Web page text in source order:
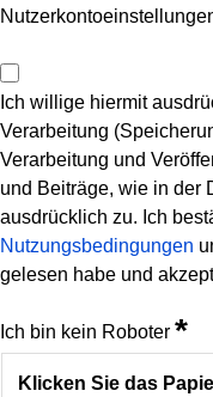
Ich willige hiermit
Verarbeitung
Verarbeitung und
und Beiträge, wie in der
ausdrücklich zu. Ich
Nutzungsbedingungen
gelesen habe und
Ich bin kein Roboter *
Klicken Sie das